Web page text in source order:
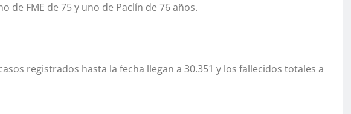
de FME de 75 y uno de Paclín de 76 años.
registrados hasta la fecha llegan a 30.351 y los fallecidos totales a